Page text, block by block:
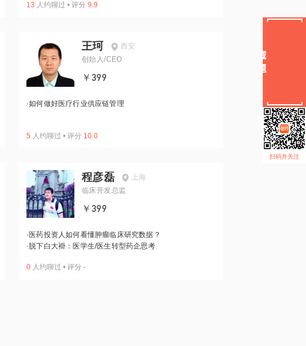
13 人约聊过 • 评分 9.9
王珂
西安
创始人/CEO
￥399
·如何做好医疗行业供应链管理
5 人约聊过 • 评分 10.0
程彦磊
上海
临床开发总监
￥399
· 医药投资人如何看懂肿瘤临床研究数据？
· 脱下白大褂：医学生/医生转型药企思考
0 人约聊过 • 评分 -
扫码并关注